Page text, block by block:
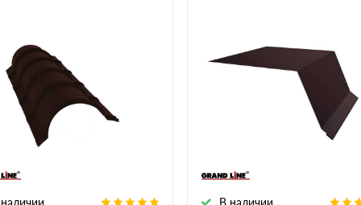
В наличии